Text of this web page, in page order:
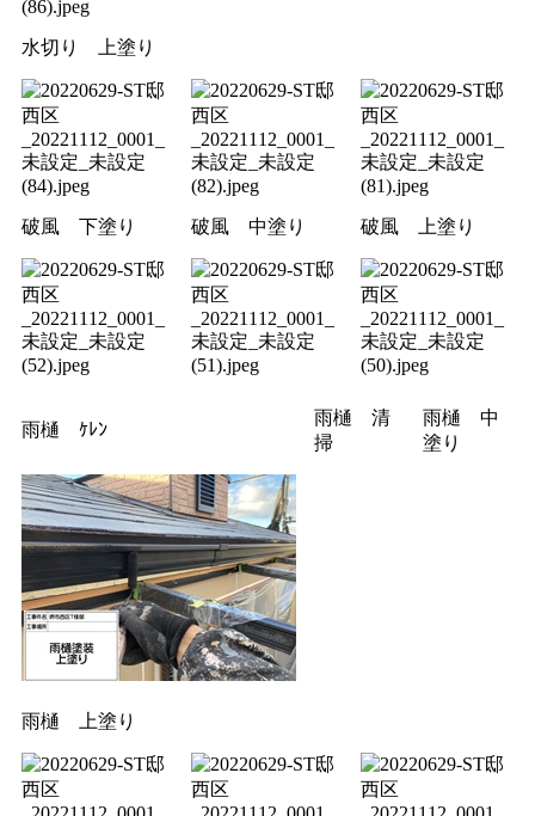
水切り 上塗り
破風 下塗り 破風 中塗り 破風 上塗り
雨樋 ｹﾚﾝ
雨樋 清
掃
雨樋 中
塗り
雨樋 上塗り